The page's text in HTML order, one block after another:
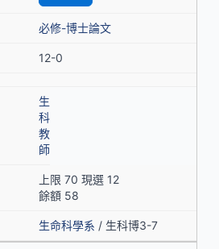
必修-博士論文
12-0
生
科
教
師
上限 70 現選 12
餘額 58
生命科學系 / 生科博3-7